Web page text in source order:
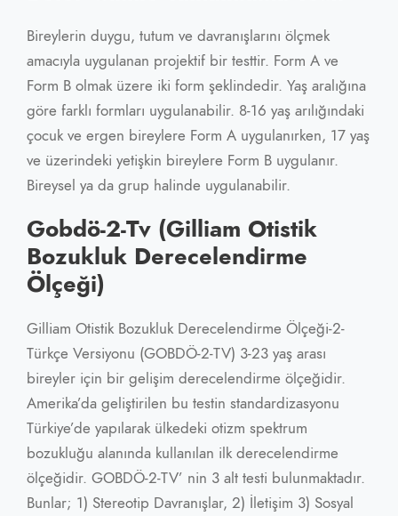
Bireylerin duygu, tutum ve davranışlarını ölçmek
amacıyla uygulanan projektif bir testtir. Form A ve
Form B olmak üzere iki form şeklindedir. Yaş aralığına
göre farklı formları uygulanabilir. 8-16 yaş arılığındaki
çocuk ve ergen bireylere Form A uygulanırken, 17 yaş
ve üzerindeki yetişkin bireylere Form B uygulanır.
Bireysel ya da grup halinde uygulanabilir.
Gobdö-2-Tv (Gilliam Otistik
Bozukluk Derecelendirme
Ölçeği)
Gilliam Otistik Bozukluk Derecelendirme Ölçeği-2-
Türkçe Versiyonu (GOBDÖ-2-TV) 3-23 yaş arası
bireyler için bir gelişim derecelendirme ölçeğidir.
Amerika’da geliştirilen bu testin standardizasyonu
Türkiye’de yapılarak ülkedeki otizm spektrum
bozukluğu alanında kullanılan ilk derecelendirme
ölçeğidir. GOBDÖ-2-TV’ nin 3 alt testi bulunmaktadır.
Bunlar; 1) Stereotip Davranışlar, 2) İletişim 3) Sosyal